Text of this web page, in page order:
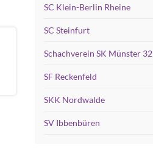
SC Klein-Berlin Rheine
SC Steinfurt
Schachverein SK Münster 32
SF Reckenfeld
SKK Nordwalde
SV Ibbenbüren